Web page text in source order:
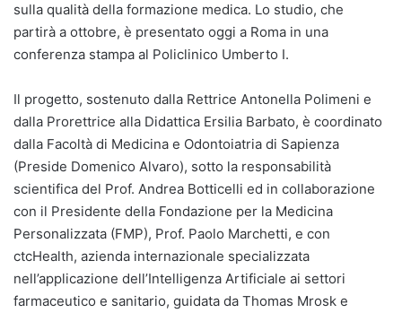
sulla qualità della formazione medica. Lo studio, che
partirà a ottobre, è presentato oggi a Roma in una
conferenza stampa al Policlinico Umberto I.
Il progetto, sostenuto dalla Rettrice Antonella Polimeni e
dalla Prorettrice alla Didattica Ersilia Barbato, è coordinato
dalla Facoltà di Medicina e Odontoiatria di Sapienza
(Preside Domenico Alvaro), sotto la responsabilità
scientifica del Prof. Andrea Botticelli ed in collaborazione
con il Presidente della Fondazione per la Medicina
Personalizzata (FMP), Prof. Paolo Marchetti, e con
ctcHealth, azienda internazionale specializzata
nell’applicazione dell’Intelligenza Artificiale ai settori
farmaceutico e sanitario, guidata da Thomas Mrosk e